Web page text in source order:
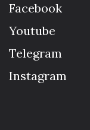
Facebook
Youtube
Telegram
Instagram